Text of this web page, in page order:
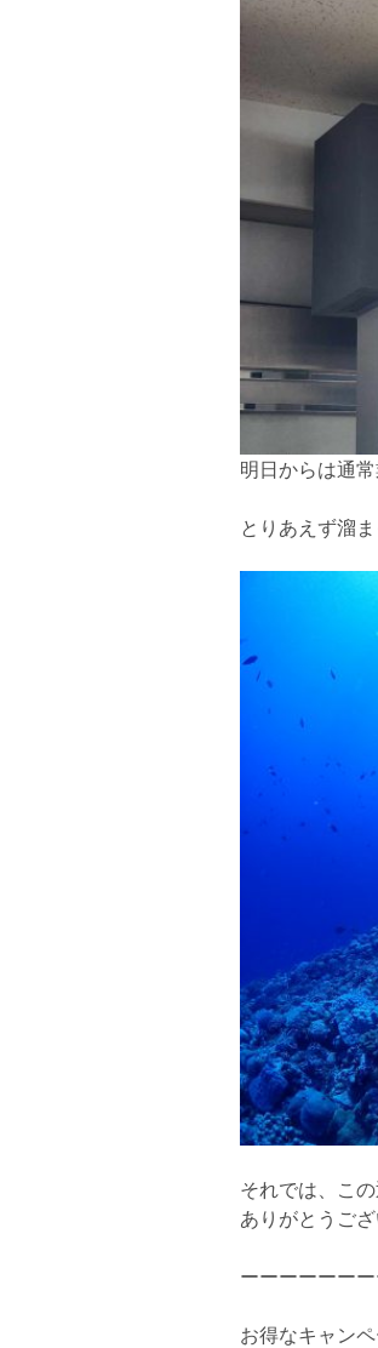
明日からは通常
とりあえず溜
それでは、この
ありがとうご
ーーーーーー
お得なキャン